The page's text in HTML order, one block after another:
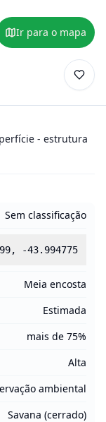
Ir para o mapa
- estrutura
Sem classificação
, -43.994775
Meia encosta
Estimada
mais de 75%
Alta
ambiental
Savana (cerrado)